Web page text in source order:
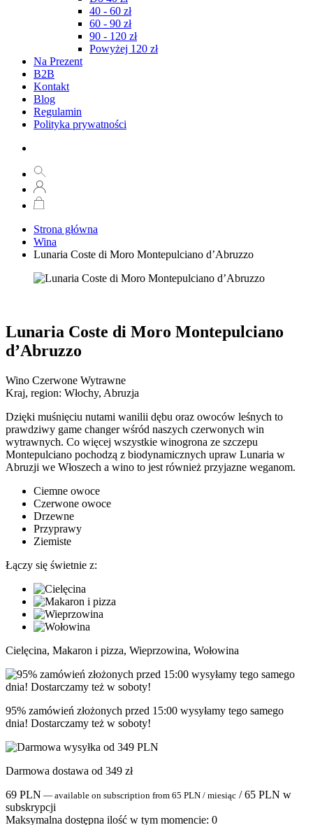
40 - 60 zł
60 - 90 zł
90 - 120 zł
Powyżej 120 zł
Na Prezent
B2B
Kontakt
Blog
Regulamin
Polityka prywatności
Strona główna
Wina
Lunaria Coste di Moro Montepulciano d’Abruzzo
Lunaria Coste di Moro Montepulciano
d’Abruzzo
Wino Czerwone Wytrawne
Kraj, region: Włochy, Abruzja
Dzięki muśnięciu nutami wanilii dębu oraz owoców leśnych to
prawdziwy game changer wśród naszych czerwonych win
wytrawnych. Co więcej wszystkie winogrona ze szczepu
Montepulciano pochodzą z biodynamicznych upraw Lunaria w
Abruzji we Włoszech a wino to jest również przyjazne weganom.
Ciemne owoce
Czerwone owoce
Drzewne
Przyprawy
Ziemiste
Łączy się świetnie z:
Cielęcina, Makaron i pizza, Wieprzowina, Wołowina
95% zamówień złożonych przed 15:00 wysyłamy tego samego
dnia! Dostarczamy też w soboty!
Darmowa dostawa od 349 zł
69 PLN — available on subscription from 65 PLN / miesiąc /65 PLN w
subskrypcji
Maksymalna dostępna ilość w tym momencie: 0